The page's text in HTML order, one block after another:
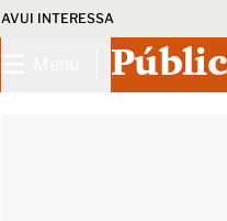
AVUI INTERESSA
Públic